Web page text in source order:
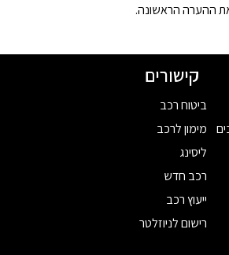
את ההערה הראשונה.
קישורים
ביטוח רכב
מימון לרכב
ליסינג
רכב חדש
ייעוץ רכב
רישום לניוזלטר